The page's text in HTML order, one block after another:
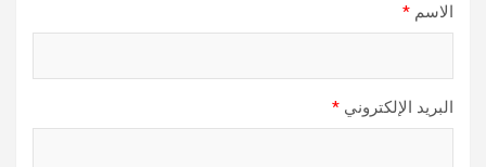
الاسم *
البريد الإلكتروني *